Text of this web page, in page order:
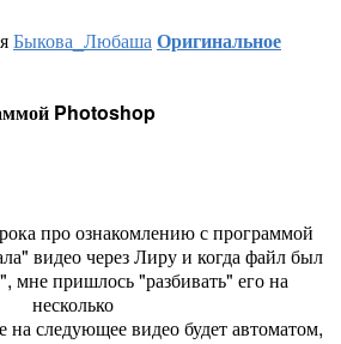
Быкова_ЛюбашаОригинальное
Photoshop
про ознакомлению с программой
видео через Лиру и когда файл был
мне пришлось "разбивать" его на
несколько
на следующее видео будет автоматом,